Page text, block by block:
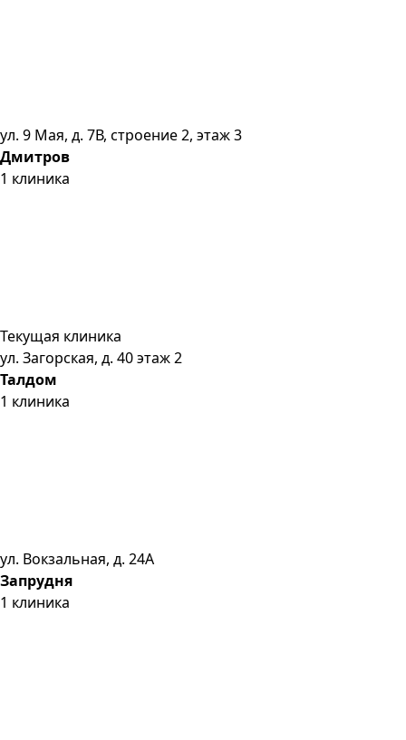
ул. 9 Мая, д. 7В, строение 2, этаж 3
Дмитров
1 клиника
Текущая клиника
ул. Загорская, д. 40 этаж 2
Талдом
1 клиника
ул. Вокзальная, д. 24А
Запрудня
1 клиника